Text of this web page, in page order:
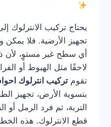
يحتاج تركيب الانترلوك
تجهيز الأرضية. فلا
أي سطح غير مستوٍ، لأن
لاحقًا مثل الهبوط أو
تقوم تركيب انترلوك
بتسوية الأرض، تجهيز
التربة، ثم فرد الرمل
قطع الانترلوك. هذه